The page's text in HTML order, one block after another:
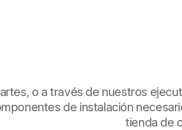
o a través de nuestros
de instalación
tienda de